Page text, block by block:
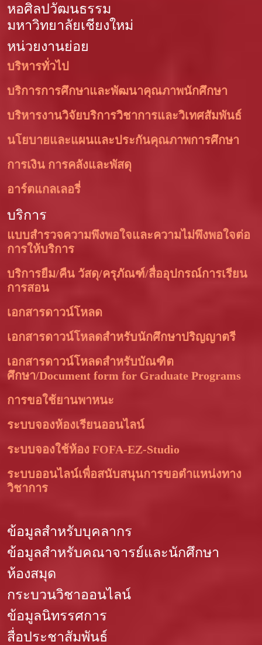
หอศิลปวัฒนธรรม
มหาวิทยาลัยเชียงใหม่
หน่วยงานย่อย
บริหารทั่วไป
บริการการศึกษาและพัฒนาคุณภาพนักศึกษา
บริหารงานวิจัยบริการวิชาการและวิเทศสัมพันธ์
นโยบายและแผนและประกันคุณภาพการศึกษา
การเงิน การคลังและพัสดุ
อาร์ตแกลเลอรี่
บริการ
แบบสำรวจความพึงพอใจและความไม่พึงพอใจต่อ
การให้บริการ
บริการยืม/คืน วัสดุ/ครุภัณฑ์/สื่ออุปกรณ์การเรียน
การสอน
เอกสารดาวน์โหลด
เอกสารดาวน์โหลดสำหรับนักศึกษาปริญญาตรี
เอกสารดาวน์โหลดสำหรับบัณฑิต
ศึกษา/Document form for Graduate Programs
การขอใช้ยานพาหนะ
ระบบจองห้องเรียนออนไลน์
ระบบจองใช้ห้อง FOFA-EZ-Studio
ระบบออนไลน์เพื่อสนับสนุนการขอตำแหน่งทาง
วิชาการ
ข้อมูลสำหรับบุคลากร
ข้อมูลสำหรับคณาจารย์และนักศึกษา
ห้องสมุด
กระบวนวิชาออนไลน์
ข้อมูลนิทรรศการ
สื่อประชาสัมพันธ์